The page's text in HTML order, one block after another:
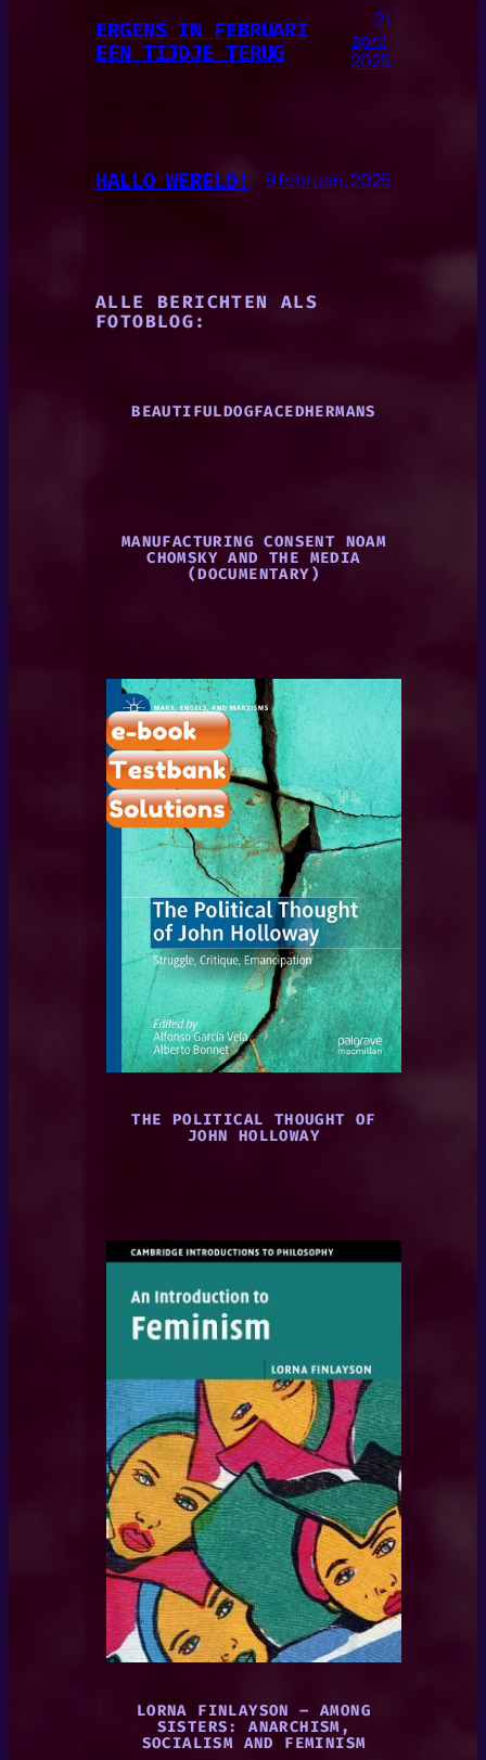
ERGENS IN FEBRUARI
EEN TIJDJE TERUG
21
april,
2025
HALLO WERELD! 9 februari, 2025
ALLE BERICHTEN ALS
FOTOBLOG:
BEAUTIFULDOGFACEDHERMANS
MANUFACTURING CONSENT NOAM
CHOMSKY AND THE MEDIA
(DOCUMENTARY)
THE POLITICAL THOUGHT OF
JOHN HOLLOWAY
LORNA FINLAYSON – AMONG
SISTERS: ANARCHISM,
SOCIALISM AND FEMINISM